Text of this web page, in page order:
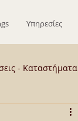
Υπηρεσίες
- Καταστήματα